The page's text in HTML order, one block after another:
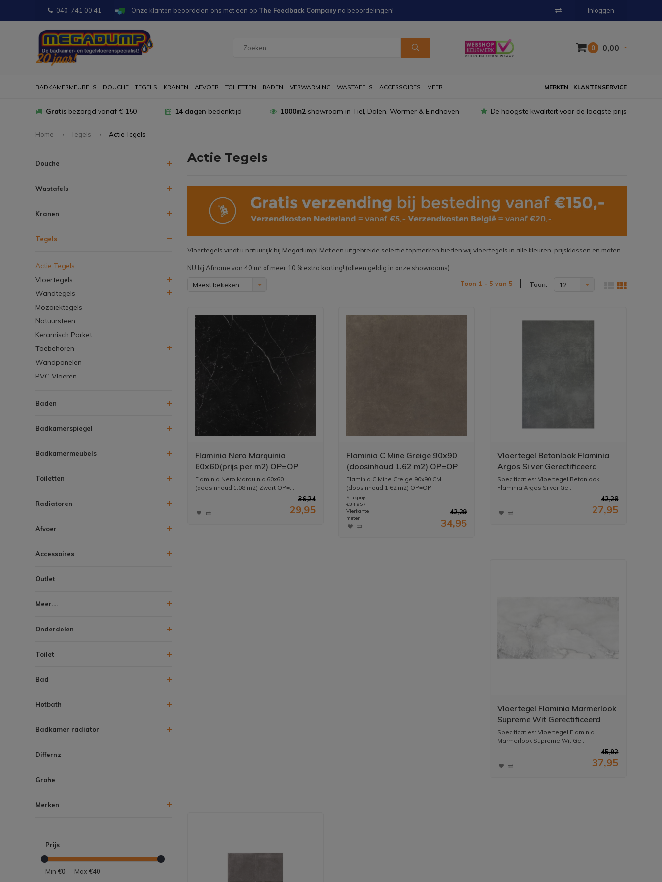
040-741 00 41 Onze klanten beoordelen ons met een op The Feedback Company na beoordelingen! Inloggen
0 0,00
BADKAMERMEUBELS DOUCHE TEGELS KRANEN AFVOER TOILETTEN BADEN VERWARMING WASTAFELS ACCESSOIRES MEER ... KLANTENSERVICE
MERKEN
Gratis bezorgd vanaf € 150 14 dagen bedenktijd 1000m2showroom in Tiel, Dalen, Wormer & Eindhoven De hoogste kwaliteit voor de laagste prijs
Home Tegels Actie Tegels
Douche
Wastafels
Kranen
Tegels
Actie Tegels
Vloertegels
Wandtegels
Mozaiektegels
Natuursteen
Keramisch Parket
Toebehoren
Wandpanelen
PVC Vloeren
Baden
Badkamerspiegel
Badkamermeubels
Toiletten
Radiatoren
Afvoer
Accessoires
Outlet
Meer....
Onderdelen
Toilet
Bad
Hotbath
Badkamer radiator
Differnz
Grohe
Merken
Prijs
Min €0 Max€40
Actie Tegels
Vloertegels vindt u natuurlijk bij Megadump! Met een uitgebreide selectie topmerken bieden wij vloertegels in alle kleuren, prijsklassen en maten.
NU bij Afname van 40 m² of meer 10 % extra korting! (alleen geldig in onze showrooms)
Meest bekeken Toon 1 - 5 van 5 Toon: 12
Flaminia Nero Marquinia
60x60(prijs per m2) OP=OP
Zwart OP=OP
Flaminia Nero Marquinia 60x60
(doosinhoud 1.08 m2) Zwart OP=...
36,24
29,95
Flaminia C Mine Greige 90x90
(doosinhoud 1.62 m2) OP=OP
Flaminia C Mine Greige 90x90 CM
(doosinhoud 1.62 m2) OP=OP
...
Stukprijs:
€34,95 /
Vierkante
meter
42,29
34,95
Vloertegel Betonlook Flaminia
Argos Silver Gerectificeerd
60x120 cm (Prijs per M2)
Specificaties: Vloertegel Betonlook
Flaminia Argos Silver Ge...
42,28
27,95
Vloertegel Flaminia Marmerlook
Supreme Wit Gerectificeerd
Gepolijst 60x120 (Prijs per M2)
Specificaties: Vloertegel Flaminia
Marmerlook Supreme Wit Ge...
45,92
37,95